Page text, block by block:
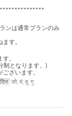
ンは通常プランのみ
す。
。
制となります。)
ざいます。
दिन सो, मं, बु, गु